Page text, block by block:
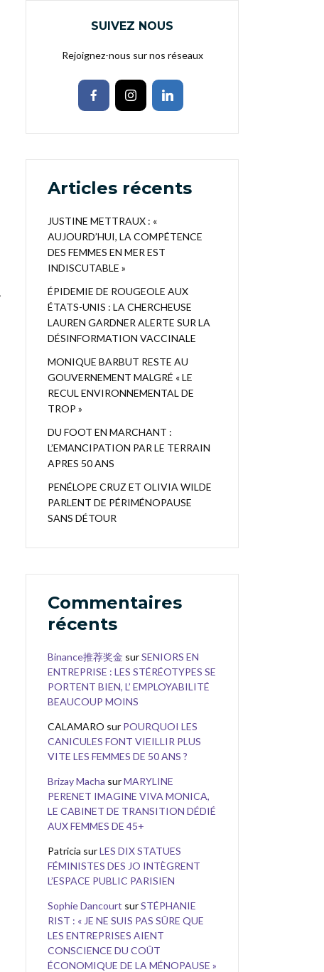
SUIVEZ NOUS
Rejoignez-nous sur nos réseaux
Articles récents
JUSTINE METTRAUX : «
AUJOURD’HUI, LA COMPÉTENCE
DES FEMMES EN MER EST
INDISCUTABLE »
ÉPIDEMIE DE ROUGEOLE AUX
ÉTATS-UNIS : LA CHERCHEUSE
LAUREN GARDNER ALERTE SUR LA
DÉSINFORMATION VACCINALE
MONIQUE BARBUT RESTE AU
GOUVERNEMENT MALGRÉ « LE
RECUL ENVIRONNEMENTAL DE
TROP »
DU FOOT EN MARCHANT :
L’EMANCIPATION PAR LE TERRAIN
APRES 50 ANS
PENÉLOPE CRUZ ET OLIVIA WILDE
PARLENT DE PÉRIMÉNOPAUSE
SANS DÉTOUR
Commentaires
récents
Binance推荐奖金 surSENIORS EN
ENTREPRISE : LES STÉRÉOTYPES SE
PORTENT BIEN, L’ EMPLOYABILITÉ
BEAUCOUP MOINS
CALAMARO sur POURQUOI LES
CANICULES FONT VIEILLIR PLUS
VITE LES FEMMES DE 50 ANS ?
Brizay Macha surMARYLINE
PERENET IMAGINE VIVA MONICA,
LE CABINET DE TRANSITION DÉDIÉ
AUX FEMMES DE 45+
Patricia surLES DIX STATUES
FÉMINISTES DES JO INTÈGRENT
L’ESPACE PUBLIC PARISIEN
Sophie Dancourt surSTÉPHANIE
RIST : « JE NE SUIS PAS SÛRE QUE
LES ENTREPRISES AIENT
CONSCIENCE DU COÛT
ÉCONOMIQUE DE LA MÉNOPAUSE »